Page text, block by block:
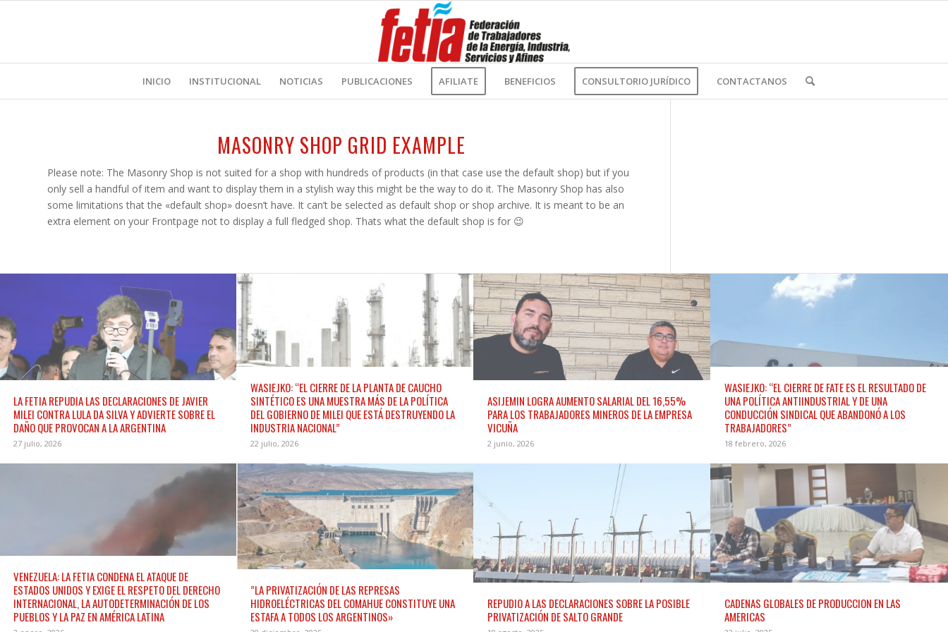
INICIO INSTITUCIONAL NOTICIAS PUBLICACIONES AFILIATE BENEFICIOS CONSULTORIO JURÍDICO CONTACTANOS
MASONRY SHOP GRID EXAMPLE
Please note: The Masonry Shop is not suited for a shop with hundreds of products (in that case use the default shop) but if you
only sell a handful of item and want to display them in a stylish way this might be the way to do it. The Masonry Shop has also
some limitations that the «default shop» doesn’t have. It can’t be selected as default shop or shop archive. It is meant to be an
extra element on your Frontpage not to display a full fledged shop. Thats what the default shop is for 😉
LA FETIA REPUDIA LAS DECLARACIONES DE JAVIER
MILEI CONTRA LULA DA SILVA Y ADVIERTE SOBRE EL
DAÑO QUE PROVOCAN A LA ARGENTINA
27 julio, 2026
WASIEJKO: “EL CIERRE DE LA PLANTA DE CAUCHO
SINTÉTICO ES UNA MUESTRA MÁS DE LA POLÍTICA
DEL GOBIERNO DE MILEI QUE ESTÁ DESTRUYENDO LA
INDUSTRIA NACIONAL”
22 julio, 2026
ASIJEMIN LOGRA AUMENTO SALARIAL DEL 16,55%
PARA LOS TRABAJADORES MINEROS DE LA EMPRESA
VICUÑA
2 junio, 2026
WASIEJKO: “EL CIERRE DE FATE ES EL RESULTADO DE
UNA POLÍTICA ANTIINDUSTRIAL Y DE UNA
CONDUCCIÓN SINDICAL QUE ABANDONÓ A LOS
TRABAJADORES”
18 febrero, 2026
VENEZUELA: LA FETIA CONDENA EL ATAQUE DE
ESTADOS UNIDOS Y EXIGE EL RESPETO DEL DERECHO
INTERNACIONAL, LA AUTODETERMINACIÓN DE LOS
PUEBLOS Y LA PAZ EN AMÉRICA LATINA
”LA PRIVATIZACIÓN DE LAS REPRESAS
HIDROELÉCTRICAS DEL COMAHUE CONSTITUYE UNA
ESTAFA A TODOS LOS ARGENTINOS»
REPUDIO A LAS DECLARACIONES SOBRE LA POSIBLE
PRIVATIZACIÓN DE SALTO GRANDE
CADENAS GLOBALES DE PRODUCCION EN LAS
AMERICAS